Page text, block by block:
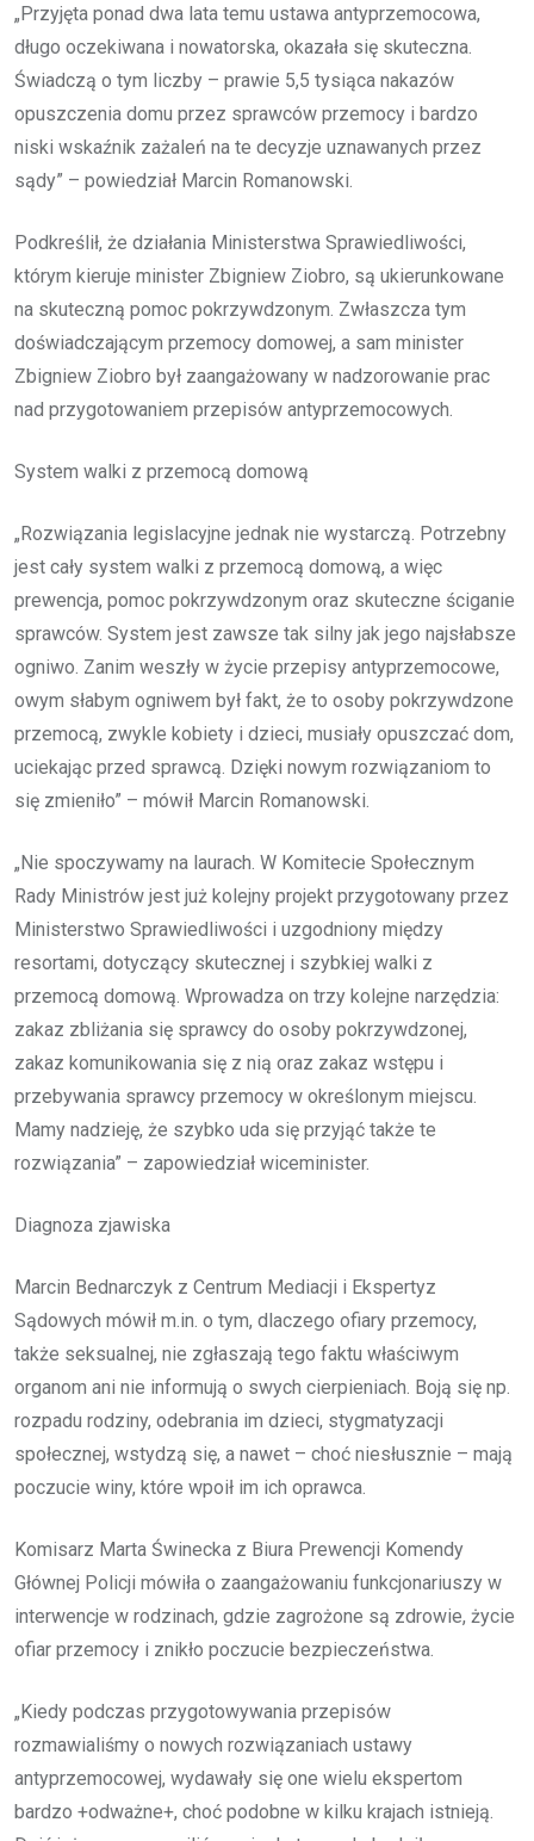
„Przyjęta ponad dwa lata temu ustawa antyprzemocowa,
długo oczekiwana i nowatorska, okazała się skuteczna.
Świadczą o tym liczby – prawie 5,5 tysiąca nakazów
opuszczenia domu przez sprawców przemocy i bardzo
niski wskaźnik zażaleń na te decyzje uznawanych przez
sądy” – powiedział Marcin Romanowski.
Podkreślił, że działania Ministerstwa Sprawiedliwości,
którym kieruje minister Zbigniew Ziobro, są ukierunkowane
na skuteczną pomoc pokrzywdzonym. Zwłaszcza tym
doświadczającym przemocy domowej, a sam minister
Zbigniew Ziobro był zaangażowany w nadzorowanie prac
nad przygotowaniem przepisów antyprzemocowych.
System walki z przemocą domową
„Rozwiązania legislacyjne jednak nie wystarczą. Potrzebny
jest cały system walki z przemocą domową, a więc
prewencja, pomoc pokrzywdzonym oraz skuteczne ściganie
sprawców. System jest zawsze tak silny jak jego najsłabsze
ogniwo. Zanim weszły w życie przepisy antyprzemocowe,
owym słabym ogniwem był fakt, że to osoby pokrzywdzone
przemocą, zwykle kobiety i dzieci, musiały opuszczać dom,
uciekając przed sprawcą. Dzięki nowym rozwiązaniom to
się zmieniło” – mówił Marcin Romanowski.
„Nie spoczywamy na laurach. W Komitecie Społecznym
Rady Ministrów jest już kolejny projekt przygotowany przez
Ministerstwo Sprawiedliwości i uzgodniony między
resortami, dotyczący skutecznej i szybkiej walki z
przemocą domową. Wprowadza on trzy kolejne narzędzia:
zakaz zbliżania się sprawcy do osoby pokrzywdzonej,
zakaz komunikowania się z nią oraz zakaz wstępu i
przebywania sprawcy przemocy w określonym miejscu.
Mamy nadzieję, że szybko uda się przyjąć także te
rozwiązania” – zapowiedział wiceminister.
Diagnoza zjawiska
Marcin Bednarczyk z Centrum Mediacji i Ekspertyz
Sądowych mówił m.in. o tym, dlaczego ofiary przemocy,
także seksualnej, nie zgłaszają tego faktu właściwym
organom ani nie informują o swych cierpieniach. Boją się np.
rozpadu rodziny, odebrania im dzieci, stygmatyzacji
społecznej, wstydzą się, a nawet – choć niesłusznie – mają
poczucie winy, które wpoił im ich oprawca.
Komisarz Marta Świnecka z Biura Prewencji Komendy
Głównej Policji mówiła o zaangażowaniu funkcjonariuszy w
interwencje w rodzinach, gdzie zagrożone są zdrowie, życie
ofiar przemocy i znikło poczucie bezpieczeństwa.
„Kiedy podczas przygotowywania przepisów
rozmawialiśmy o nowych rozwiązaniach ustawy
antyprzemocowej, wydawały się one wielu ekspertom
bardzo +odważne+, choć podobne w kilku krajach istnieją.